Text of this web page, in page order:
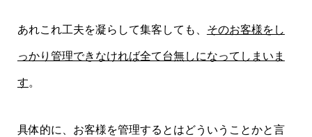
あれこれ工夫を凝らして集客しても、 そのお客様をし
っかり管理できなければ全て台無しになってしまいま
す。
具体的に、お客様を管理するとはどういうことかと言